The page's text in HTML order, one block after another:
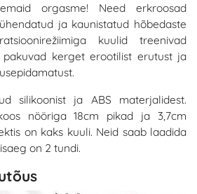
orgasme! Need erkroosad
ja kaunistatud hõbedaste
kuulid treenivad
pakuvad kerget erootilist erutust ja
silikoonist ja ABS materjalidest.
nööriga 18cm pikad ja 3,7cm
on kaks kuuli. Neid saab laadida
on 2 tundi.